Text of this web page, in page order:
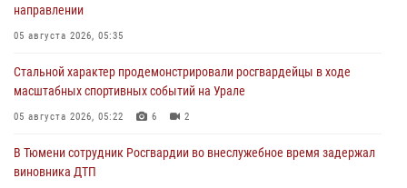
направлении
05 августа 2026, 05:35
Стальной характер продемонстрировали росгвардейцы в ходе
масштабных спортивных событий на Урале
05 августа 2026, 05:22 6 2
В Тюмени сотрудник Росгвардии во внеслужебное время задержал
виновника ДТП